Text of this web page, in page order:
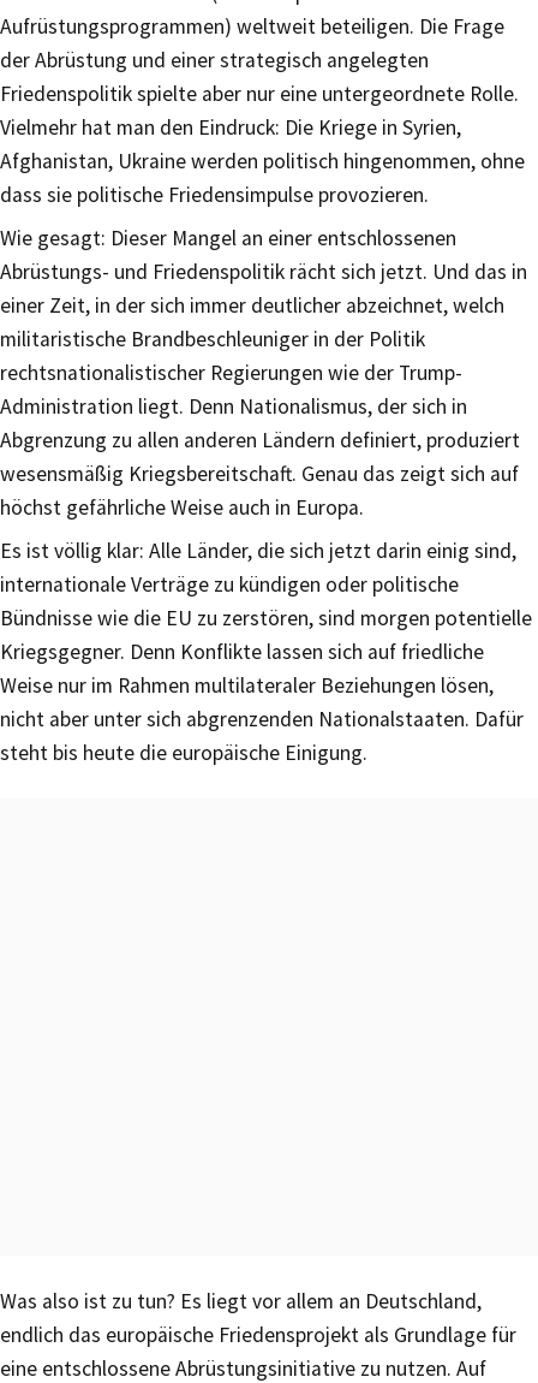
Aufrüstungsprogrammen) weltweit beteiligen. Die Frage
der Abrüstung und einer strategisch angelegten
Friedenspolitik spielte aber nur eine untergeordnete Rolle.
Vielmehr hat man den Eindruck: Die Kriege in Syrien,
Afghanistan, Ukraine werden politisch hingenommen, ohne
dass sie politische Friedensimpulse provozieren.
Wie gesagt: Dieser Mangel an einer entschlossenen
Abrüstungs- und Friedenspolitik rächt sich jetzt. Und das in
einer Zeit, in der sich immer deutlicher abzeichnet, welch
militaristische Brandbeschleuniger in der Politik
rechtsnationalistischer Regierungen wie der Trump-
Administration liegt. Denn Nationalismus, der sich in
Abgrenzung zu allen anderen Ländern definiert, produziert
wesensmäßig Kriegsbereitschaft. Genau das zeigt sich auf
höchst gefährliche Weise auch in Europa.
Es ist völlig klar: Alle Länder, die sich jetzt darin einig sind,
internationale Verträge zu kündigen oder politische
Bündnisse wie die EU zu zerstören, sind morgen potentielle
Kriegsgegner. Denn Konflikte lassen sich auf friedliche
Weise nur im Rahmen multilateraler Beziehungen lösen,
nicht aber unter sich abgrenzenden Nationalstaaten. Dafür
steht bis heute die europäische Einigung.
Was also ist zu tun? Es liegt vor allem an Deutschland,
endlich das europäische Friedensprojekt als Grundlage für
eine entschlossene Abrüstungsinitiative zu nutzen. Auf